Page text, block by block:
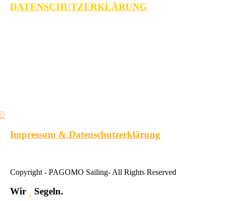
DATENSCHUTZERKLÄRUNG
Impressum & Datenschutzerklärung
Copyright - PAGOMO Sailing- All Rights Reserved
Wir Segeln.